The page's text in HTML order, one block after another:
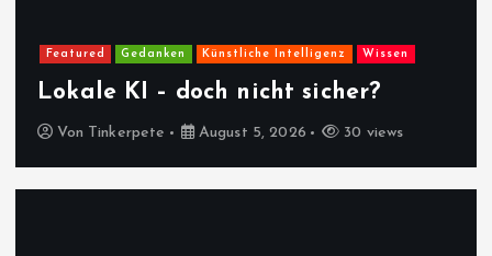
Featured Gedanken Künstliche Intelligenz Wissen
Lokale KI – doch nicht sicher?
Von Tinkerpete August 5, 2026 30 views